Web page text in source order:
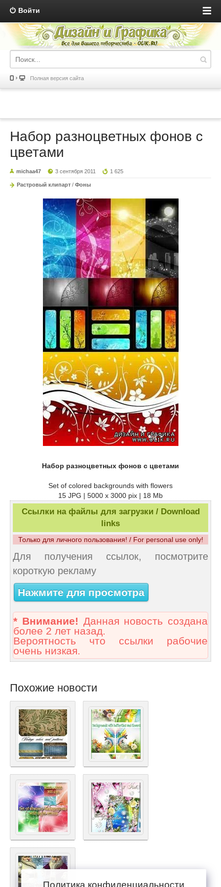
Войти
Полная версия сайта
Набор разноцветных фонов с
цветами
michaa47 3 сентября 2011 1 625
Растровый клипарт / Фоны
Набор разноцветных фонов с цветами
Set of colored backgrounds with flowers
15 JPG | 5000 x 3000 pix | 18 Mb
Ссылки на файлы для загрузки / Download
links
Только для личного пользования! / For personal use only!
Для получения ссылок, посмотрите
короткую рекламу
Нажмите для просмотра
* Внимание! Данная новость создана
более 2 лет назад.
Вероятность что ссылки рабочие
очень низкая.
Похожие новости
Политика конфиденциальности